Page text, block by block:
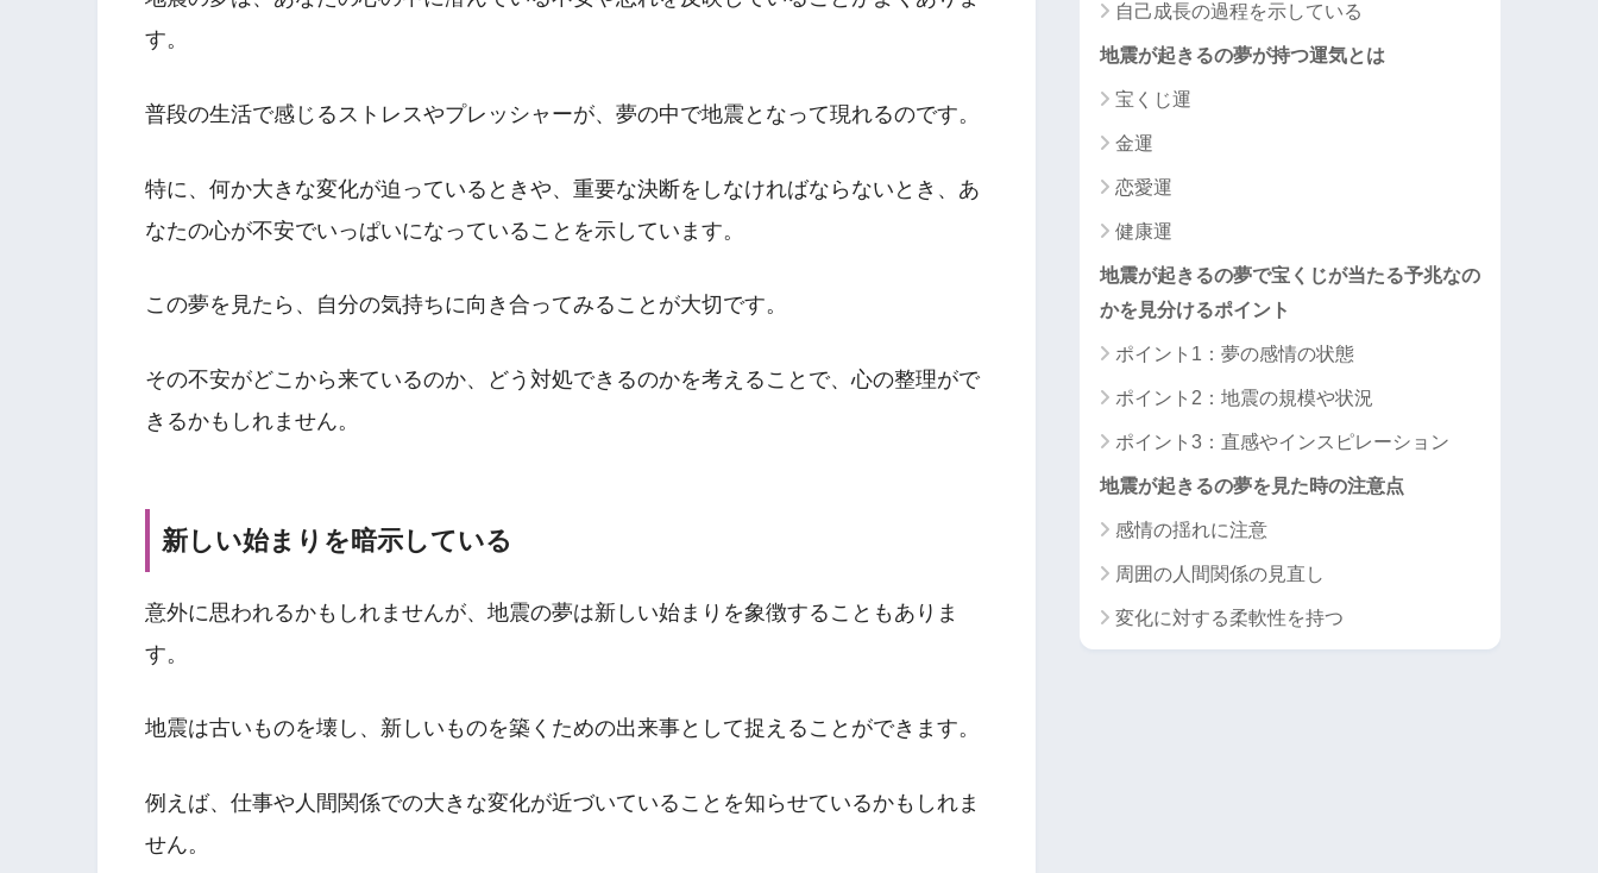
す。
普段の生活で感じるストレスやプレッシャーが、夢の中で地震となって現れるのです。
特に、何か大きな変化が迫っているときや、重要な決断をしなければならないとき、あ
なたの心が不安でいっぱいになっていることを示しています。
この夢を見たら、自分の気持ちに向き合ってみることが大切です。
その不安がどこから来ているのか、どう対処できるのかを考えることで、心の整理がで
きるかもしれません。
新しい始まりを暗示している
意外に思われるかもしれませんが、地震の夢は新しい始まりを象徴することもありま
す。
地震は古いものを壊し、新しいものを築くための出来事として捉えることができます。
例えば、仕事や人間関係での大きな変化が近づいていることを知らせているかもしれま
せん。
自己成長の過程を示している
地震が起きるの夢が持つ運気とは
宝くじ運
金運
恋愛運
健康運
地震が起きるの夢で宝くじが当たる予兆なの
かを見分けるポイント
ポイント1：夢の感情の状態
ポイント2：地震の規模や状況
ポイント3：直感やインスピレーション
地震が起きるの夢を見た時の注意点
感情の揺れに注意
周囲の人間関係の見直し
変化に対する柔軟性を持つ